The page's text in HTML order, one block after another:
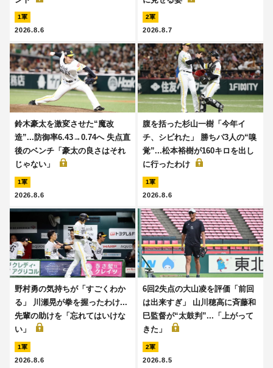
1軍
2026.8.6
2軍
2026.8.7
鈴木豪太を激変させた“魔改
造”...防御率6.43→0.74へ 失点直
後のベンチ「豪太の良さはそれ
じゃない」
1軍
2026.8.6
腹を括った杉山一樹「今年イ
チ、シビれた」 勝ちパ3人の“嗅
覚”...松本裕樹が160キロを出し
に行ったわけ
1軍
2026.8.6
野村勇の気持ちが「すごくわか
る」 川瀬晃が拳を握ったわけ...
先輩の助けを「忘れてはいけな
い」
1軍
2026.8.6
6回2失点の大山凌を評価「前回
は出来すぎ」 山川穂高に斉藤和
巳監督が“太鼓判”...「上がって
きた」
2軍
2026.8.5